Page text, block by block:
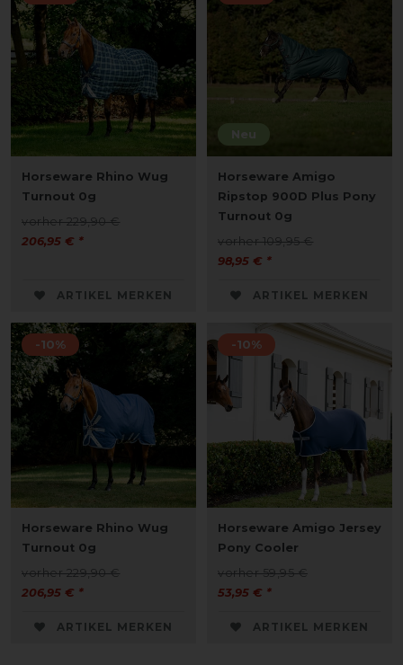
Horseware Rhino Wug
Turnout 0g
vorher 229,90 €
206,95 € *
ARTIKEL MERKEN
Neu
Horseware Amigo
Ripstop 900D Plus Pony
Turnout 0g
vorher 109,95 €
98,95 € *
ARTIKEL MERKEN
-10%
Horseware Rhino Wug
Turnout 0g
vorher 229,90 €
206,95 € *
ARTIKEL MERKEN
-10%
Horseware Amigo Jersey
Pony Cooler
vorher 59,95 €
53,95 € *
ARTIKEL MERKEN